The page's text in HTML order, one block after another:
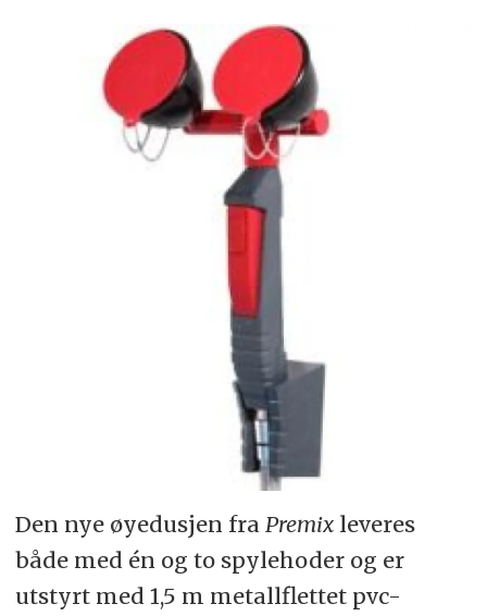
Den nye øyedusjen fra Premixleveres
både med én og to spylehoder og er
utstyrt med 1,5 m metallflettet pvc-